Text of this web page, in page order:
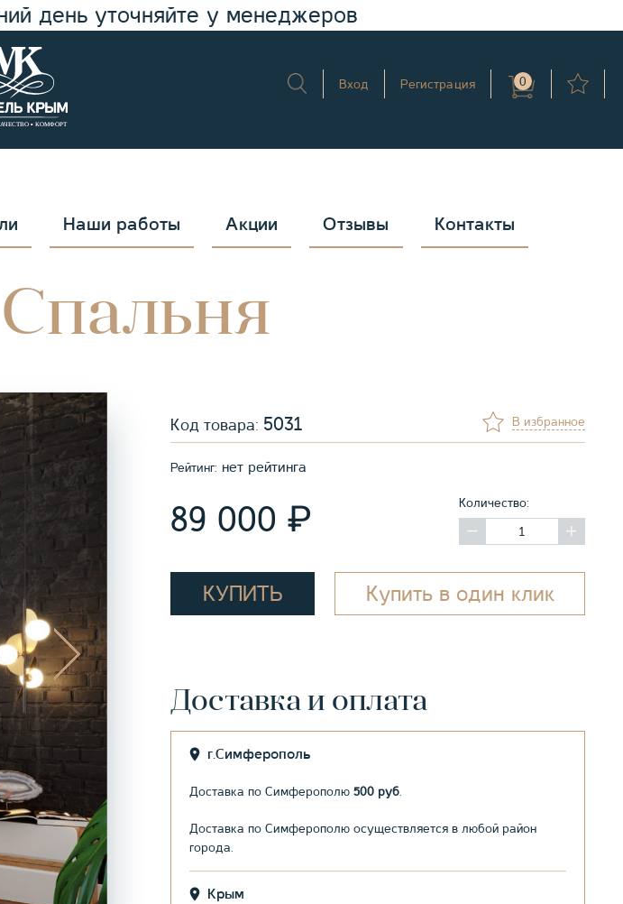
день уточняйте у менеджеров
Вход Регистрация 0
Наши работы Акции Отзывы Контакты
Код товара: 5031 В избранное
Рейтинг: нет рейтинга
89 000 ₽ Количество:
КУПИТЬ Купить в один клик
Доставка и оплата
г.Симферополь
Доставка по Симферополю 500 руб
Доставка по Симферополю осуществляется в любой район
города.
Крым